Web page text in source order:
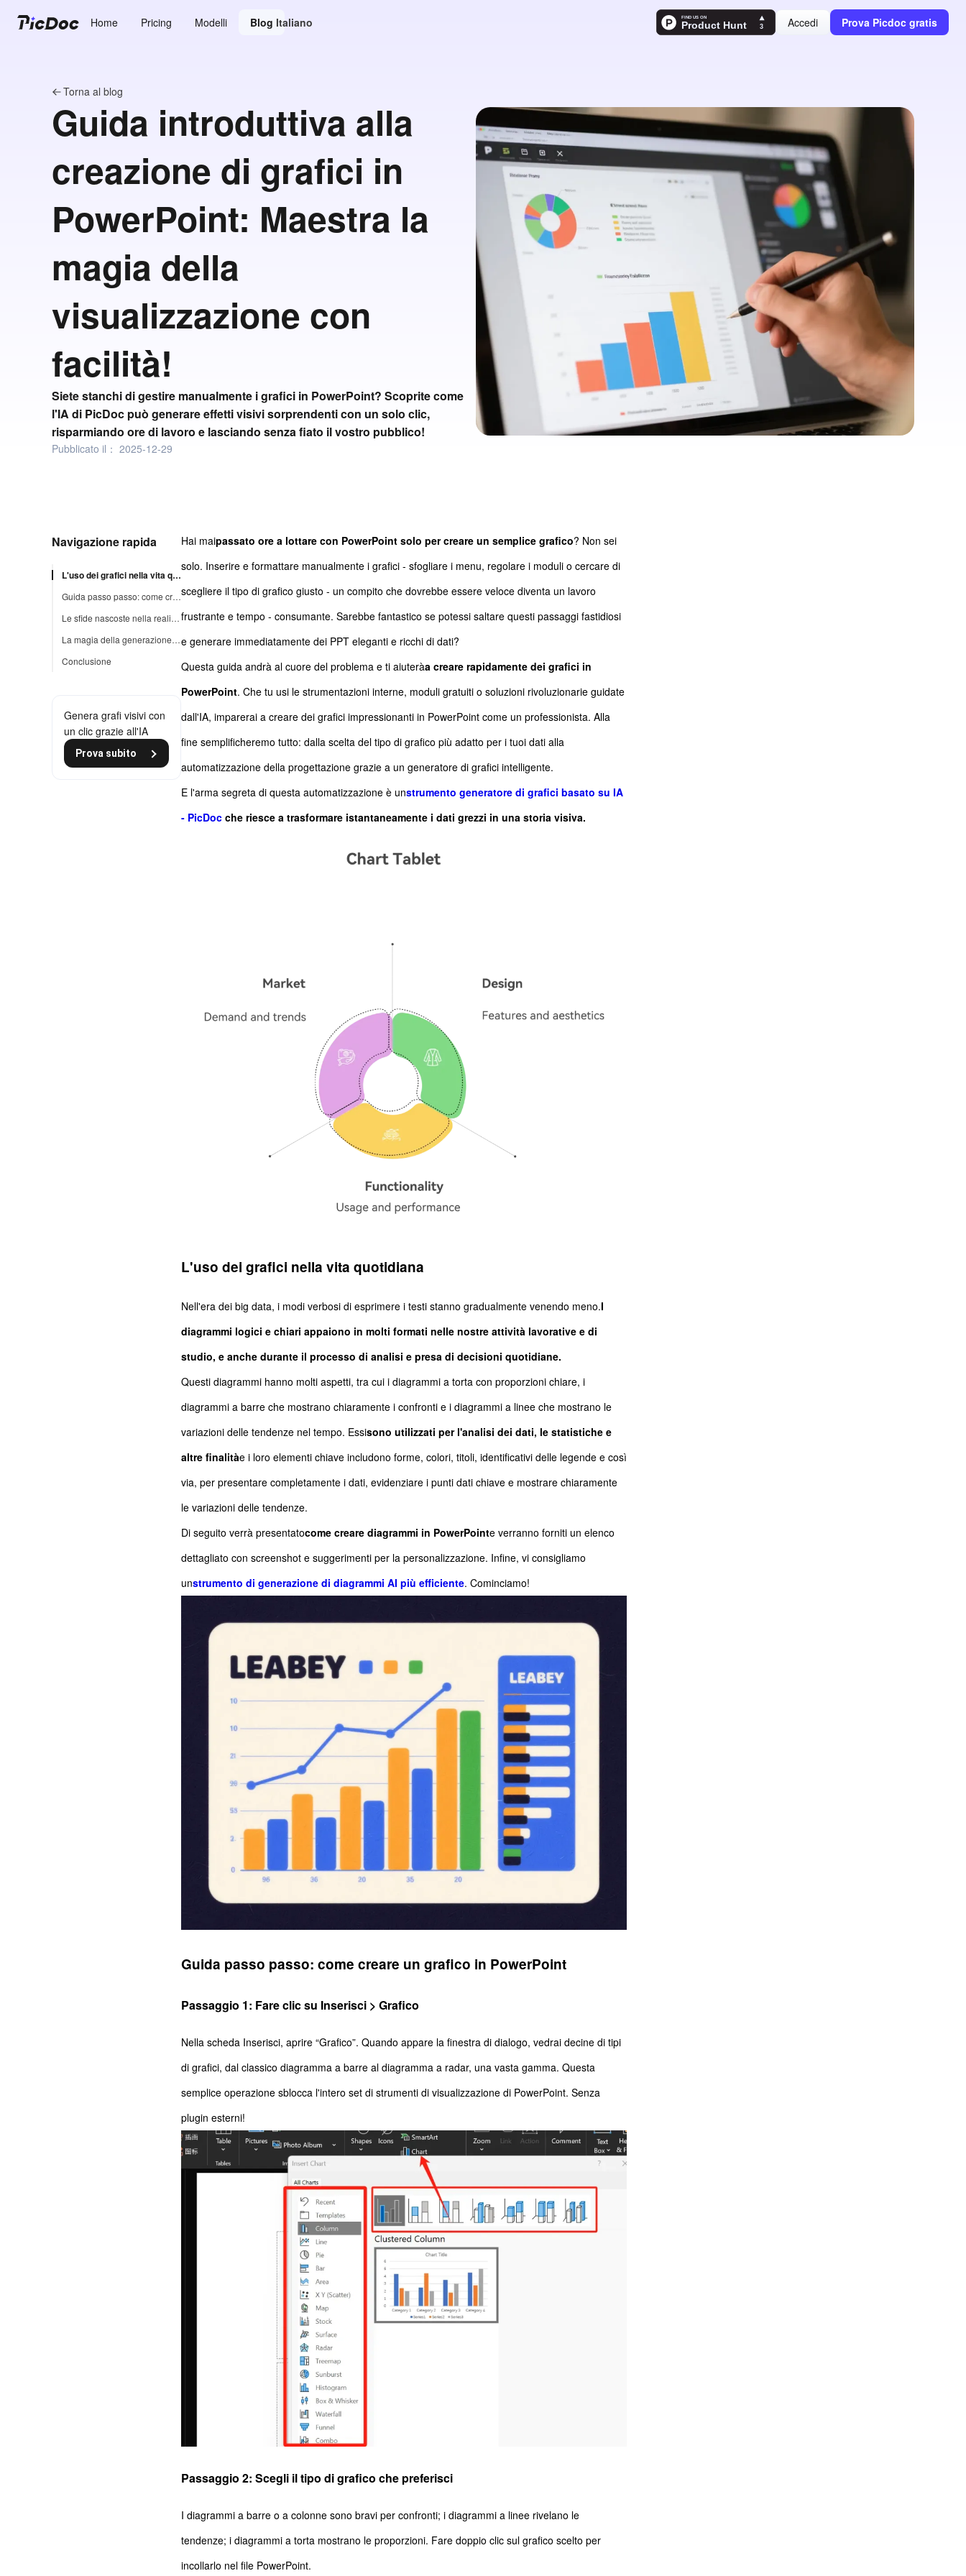
Home Pricing Modelli Blog Italiano Accedi Prova Picdoc gratis
Torna al blog
Guida introduttiva alla
creazione di grafici in
PowerPoint: Maestra la
magia della
visualizzazione con
facilità!
Siete stanchi di gestire manualmente i grafici in PowerPoint? Scoprite come
l'IA di PicDoc può generare effetti visivi sorprendenti con un solo clic,
risparmiando ore di lavoro e lasciando senza fiato il vostro pubblico!
Pubblicato il： 2025-12-29
Navigazione rapida
L'uso dei grafici nella vita quotidiana
Guida passo passo: come creare un grafico in PowerPoint
Le sfide nascoste nella realizzazione di diagrammi in PowerPoint
La magia della generazione di grafici di PicDoc
Conclusione
Genera grafi visivi con
un clic grazie all'IA
Prova subito
Hai maipassato ore a lottare con PowerPoint solo per creare un semplice grafico? Non sei
solo. Inserire e formattare manualmente i grafici - sfogliare i menu, regolare i moduli o cercare di
scegliere il tipo di grafico giusto - un compito che dovrebbe essere veloce diventa un lavoro
frustrante e tempo - consumante. Sarebbe fantastico se potessi saltare questi passaggi fastidiosi
e generare immediatamente dei PPT eleganti e ricchi di dati?
Questa guida andrà al cuore del problema e ti aiuteràa creare rapidamente dei grafici in
PowerPoint. Che tu usi le strumentazioni interne, moduli gratuiti o soluzioni rivoluzionarie guidate
dall'IA, imparerai a creare dei grafici impressionanti in PowerPoint come un professionista. Alla
fine semplificheremo tutto: dalla scelta del tipo di grafico più adatto per i tuoi dati alla
automatizzazione della progettazione grazie a un generatore di grafici intelligente.
E l'arma segreta di questa automatizzazione è unstrumento generatore di grafici basato su IA
- PicDoc che riesce a trasformare istantaneamente i dati grezzi in una storia visiva.
L'uso dei grafici nella vita quotidiana
Nell'era dei big data, i modi verbosi di esprimere i testi stanno gradualmente venendo meno.I
diagrammi logici e chiari appaiono in molti formati nelle nostre attività lavorative e di
studio, e anche durante il processo di analisi e presa di decisioni quotidiane.
Questi diagrammi hanno molti aspetti, tra cui i diagrammi a torta con proporzioni chiare, i
diagrammi a barre che mostrano chiaramente i confronti e i diagrammi a linee che mostrano le
variazioni delle tendenze nel tempo. Essisono utilizzati per l'analisi dei dati, le statistiche e
altre finalitàe i loro elementi chiave includono forme, colori, titoli, identificativi delle legende e così
via, per presentare completamente i dati, evidenziare i punti dati chiave e mostrare chiaramente
le variazioni delle tendenze.
Di seguito verrà presentatocome creare diagrammi in PowerPointe verranno forniti un elenco
dettagliato con screenshot e suggerimenti per la personalizzazione. Infine, vi consigliamo
unstrumento di generazione di diagrammi AI più efficiente. Cominciamo!
Guida passo passo: come creare un grafico in PowerPoint
Passaggio 1: Fare clic su Inserisci > Grafico
Nella scheda Inserisci, aprire “Grafico”. Quando appare la finestra di dialogo, vedrai decine di tipi
di grafici, dal classico diagramma a barre al diagramma a radar, una vasta gamma. Questa
semplice operazione sblocca l'intero set di strumenti di visualizzazione di PowerPoint. Senza
plugin esterni!
Passaggio 2: Scegli il tipo di grafico che preferisci
I diagrammi a barre o a colonne sono bravi per confronti; i diagrammi a linee rivelano le
tendenze; i diagrammi a torta mostrano le proporzioni. Fare doppio clic sul grafico scelto per
incollarlo nel file PowerPoint.